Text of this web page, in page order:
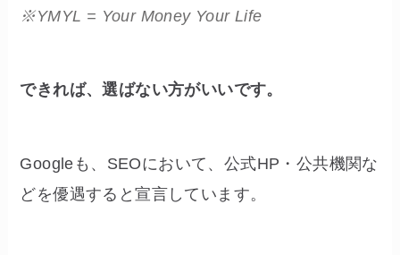
※YMYL = Your Money Your Life
できれば、選ばない方がいいです。
Googleも、SEOにおいて、公式HP・公共機関な
どを優遇すると宣言しています。